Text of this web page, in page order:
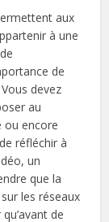
aux
à une
de
devez
au
ou encore
réfléchir à
un
que la
les réseaux
de